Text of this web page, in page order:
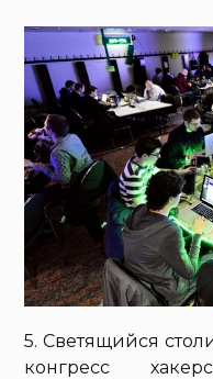
5. Светящийся
конгресс